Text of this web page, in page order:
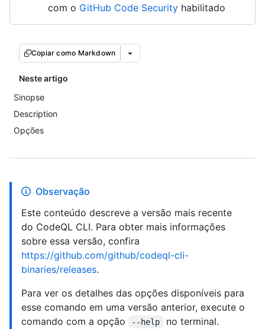
com o GitHub Code Security habilitado
Copiar como Markdown
Neste artigo
Sinopse
Description
Opções
Observação
Este conteúdo descreve a versão mais recente
do CodeQL CLI. Para obter mais informações
sobre essa versão, confira
https://github.com/github/codeql-cli-
binaries/releases.
Para ver os detalhes das opções disponíveis para
esse comando em uma versão anterior, execute o
comando com a opção
--help no terminal.